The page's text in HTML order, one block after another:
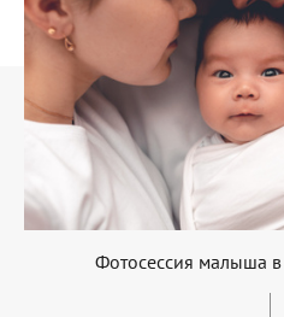
Фотосессия малыша в